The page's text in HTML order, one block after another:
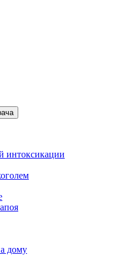
интоксикации
дому